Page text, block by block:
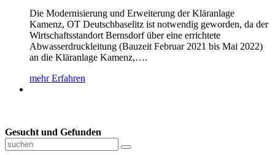
Die Modernisierung und Erweiterung der Kläranlage
Kamenz, OT Deutschbaselitz ist notwendig geworden, da der
Wirtschaftsstandort Bernsdorf über eine errichtete
Abwasserdruckleitung (Bauzeit Februar 2021 bis Mai 2022)
an die Kläranlage Kamenz,….
mehr Erfahren
Gesucht und Gefunden